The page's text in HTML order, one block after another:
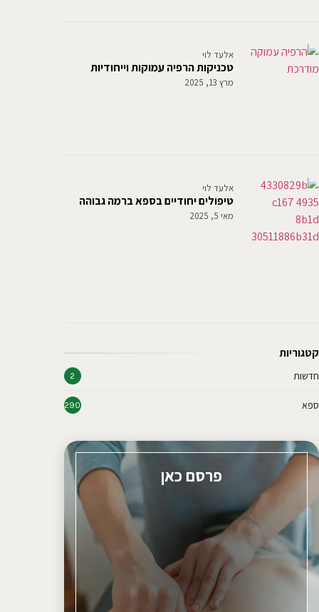
טכניקות הרפיה עמוקות וייחודיות
אלעד לוי
מרץ 13, 2025
טיפולים יחודיים בספא ברמה גבוהה
אלעד לוי
מאי 5, 2025
קטגוריות
חדשות 2
ספא 290
פרסם כאן